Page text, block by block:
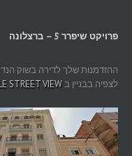
פרויקט שיפרר 5 – ברצלונה
ההזדמנות שלך לדירה בשוק
לצפיה בבניין בSTREET VIEW